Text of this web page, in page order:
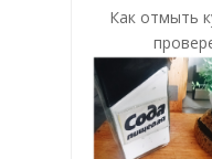
Как отмыть